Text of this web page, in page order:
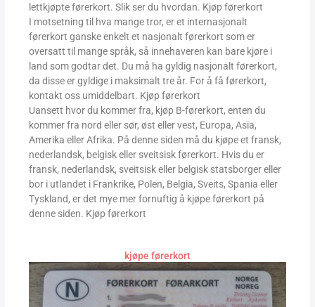
lettkjøpte førerkort. Slik ser du hvordan. Kjøp førerkort
I motsetning til hva mange tror, ​​er et internasjonalt
førerkort ganske enkelt et nasjonalt førerkort som er
oversatt til mange språk, så innehaveren kan bare kjøre i
land som godtar det. Du må ha gyldig nasjonalt førerkort,
da disse er gyldige i maksimalt tre år. For å få førerkort,
kontakt oss umiddelbart. Kjøp førerkort
Uansett hvor du kommer fra, kjøp B-førerkort, enten du
kommer fra nord eller sør, øst eller vest, Europa, Asia,
Amerika eller Afrika. På denne siden må du kjøpe et fransk,
nederlandsk, belgisk eller sveitsisk førerkort. Hvis du er
fransk, nederlandsk, sveitsisk eller belgisk statsborger eller
bor i utlandet i Frankrike, Polen, Belgia, Sveits, Spania eller
Tyskland, er det mye mer fornuftig å kjøpe førerkort på
denne siden. Kjøp førerkort
kjøpe førerkort